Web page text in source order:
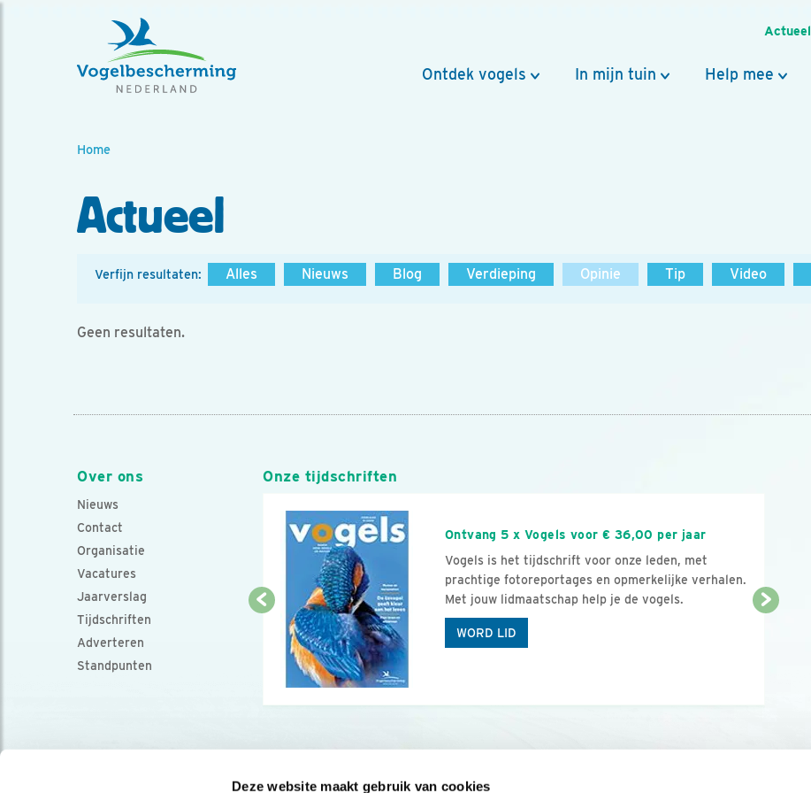
Deze website maakt gebruik van cookies
Actueel
Ontdek vogels In mijn tuin Help mee
Home
Actueel
Verfijn resultaten: Alles Nieuws Blog Verdieping Opinie Tip Video
Geen resultaten.
Over ons
Nieuws
Contact
Organisatie
Vacatures
Jaarverslag
Tijdschriften
Adverteren
Standpunten
Onze tijdschriften
Ontvang 5 x Vogels voor € 36,00 per jaar
Vogels is het tijdschrift voor onze leden, met
prachtige fotoreportages en opmerkelijke verhalen.
Met jouw lidmaatschap help je de vogels.
WORD LID